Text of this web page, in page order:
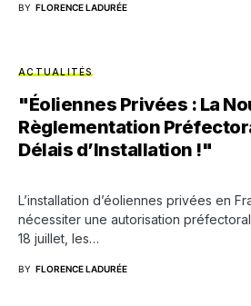
BY FLORENCE LADURÉE
ACTUALITÉS
"Éoliennes Privées : La
Règlementation
Délais d’Installation !"
L’installation d’éoliennes privées en
nécessiter une autorisation
18 juillet, les…
BY FLORENCE LADURÉE